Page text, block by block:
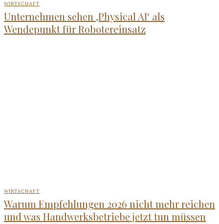
WIRTSCHAFT
Unternehmen sehen ‚Physical AI‘ als
Wendepunkt für Robotereinsatz
WIRTSCHAFT
Warum Empfehlungen 2026 nicht mehr reichen
und was Handwerksbetriebe jetzt tun müssen